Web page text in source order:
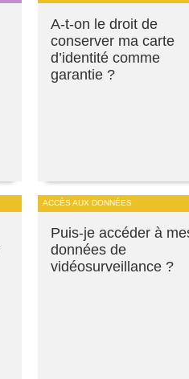
A-t-on le droit de
conserver ma carte
d’identité comme
garantie ?
ACCÈS AUX DONNÉES
Puis-je accéder à
données de
vidéosurveillance ?